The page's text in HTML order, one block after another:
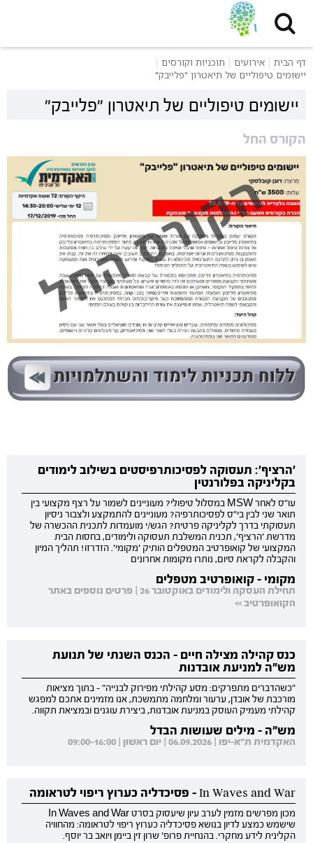
דף הבית אירועים
תוכניות וקורסים
יישומים טיפוליים של תיאטרון "פלייבק"
יישומים טיפוליים של תיאטרון "פלייבק"
הקורס החל
'הרציף': תעסוקה לפסיכותרפיסטים בשילוב לימודים
בקליניקה בפלורנטין
עו"ס לאחר MSW במסלול טיפולי? מעוניינים לשמור על רצף מקצועי בין
תואר שני לבין בי"ס לפסיכותרפיה? מעוניינים להתמקצע ולצבור ניסיון
תעסוקתי בדרך לקליניקה פרטית? הגש/י מועמדות לתכנית ההכשרה של
מדרשת 'הרציף', תכנית המשלבת תעסוקה ולימודים, בחסות הבית
המקצועי של קואופרטיב המטפלים הותיק 'מקומי'. הזדרזו! תהליך המיון
והקבלה לקראת סיום, נותרו מקומות אחרונים
מקומי - קואופרטיב מטפלים
תחילת העסקה ולימודים באוקטובר 26 | פרטים נוספים באתר
הקואופרטיב >>
כנס קהילה מצילה חיים - הכנס השנתי של תנועת
מש"ה למניעת אובדנות
"כשהדברים מתפרקים: מסע קהילתי מפירוק לבנייה" - בתוך מציאות
מורכבת של אובדן, ערעור ומלחמה מתמשכת, אנו מזמינים אתכם למפגש
קהילתי מעמיק העוסק במניעת אובדנות, ביצירת עוגנים ובמציאת תקווה.
מש"ה - מילים שעושות הבדל
האקדמית ת"א-יפו | 06.09.2026 | יום ראשון | 09:00-16:00
In Waves and War - פסיכדליה כערוץ ריפוי לטראומה
מכון מפרשים מזמין לערב עיון שיעסוק בסרט In Waves and War
שישמש כמצע לדיון בנושא פסיכדליה כערוץ ריפוי לטראומה: מהחוויה
הקלינית לידע מחקרי. בהנחיית פרופ' שרון זין ביימן ויואב בר יוסף.